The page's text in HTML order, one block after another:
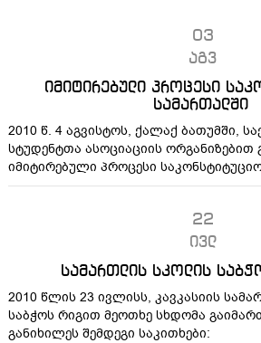
03
აგვ
იმიტირებული პროცესი
სამართალში
2010 წ. 4 აგვისტოს, ქალაქ ბათუმში,
სტუდენტთა ასოციაციის ორგანიზებით
იმიტირებული პროცესი
22
ივლ
სამართლის სკოლის
2010 წლის 23 ივლისს, კავკასიის
საბჭოს რიგით მეოთხე სხდომა
განიხილეს შემდეგი საკითხები: